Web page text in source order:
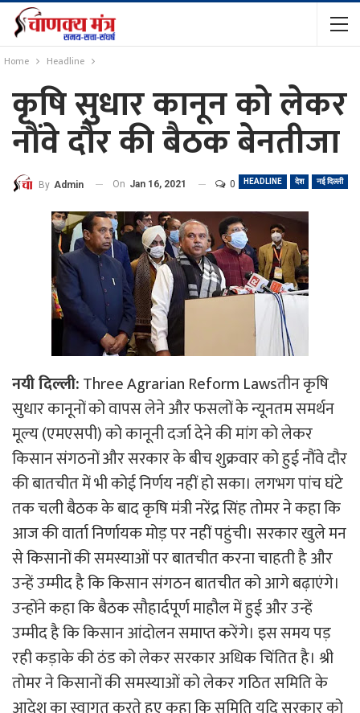
Home Headline
कृषि सुधार कानून को लेकर
नौंवे दौर की बैठक बेनतीजा
HEADLINE देश नई दिल्ली
By Admin On Jan 16, 2021 0
नयी दिल्ली:Three Agrarian Reform Lawsतीन कृषि
सुधार कानूनों को वापस लेने और फसलों के न्यूनतम समर्थन
मूल्य (एमएसपी) को कानूनी दर्जा देने की मांग को लेकर
किसान संगठनों और सरकार के बीच शुक्रवार को हुई नौंवे दौर
की बातचीत में भी कोई निर्णय नहीं हो सका। लगभग पांच घंटे
तक चली बैठक के बाद कृषि मंत्री नरेंद्र सिंह तोमर ने कहा कि
आज की वार्ता निर्णायक मोड़ पर नहीं पहुंची। सरकार खुले मन
से किसानों की समस्याओं पर बातचीत करना चाहती है और
उन्हें उम्मीद है कि किसान संगठन बातचीत को आगे बढ़ाएंगे।
उन्होंने कहा कि बैठक सौहार्दपूर्ण माहौल में हुई और उन्हें
उम्मीद है कि किसान आंदोलन समाप्त करेंगे। इस समय पड़
रही कड़ाके की ठंड को लेकर सरकार अधिक चिंतित है। श्री
तोमर ने किसानों की समस्याओं को लेकर गठित समिति के